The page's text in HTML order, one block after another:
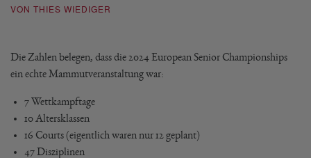
VON THIES WIEDIGER
Die Zahlen belegen, dass die 2024 European Senior Championships
ein echte Mammutveranstaltung war:
7 Wettkampftage
10 Altersklassen
16 Courts (eigentlich waren nur 12 geplant)
47 Disziplinen